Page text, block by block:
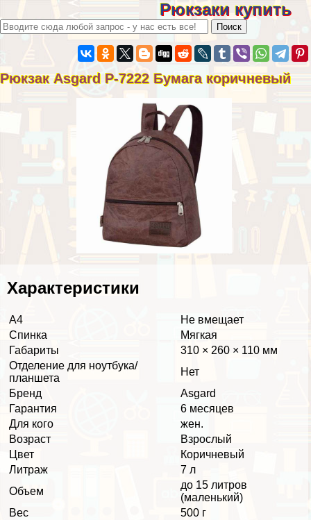
Рюкзаки купить
Рюкзак Asgard Р-7222 Бумага коричневый
Хаpaктеристики
А4
Не вмещает
Спинка
Мягкая
Габариты
310 × 260 × 110 мм
Отделение для ноутбука/
планшета
Нет
Бренд
Asgard
Гарантия
6 месяцев
Для кого
жен.
Возраст
Взрослый
Цвет
Коричневый
Литраж
7 л
Объем
до 15 литров
(маленький)
Вес
500 г